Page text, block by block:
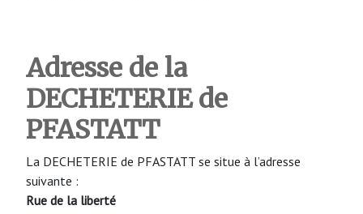
Adresse de la
DECHETERIE de
PFASTATT
La DECHETERIE de PFASTATT se situe à l’adresse
suivante :
Rue de la liberté